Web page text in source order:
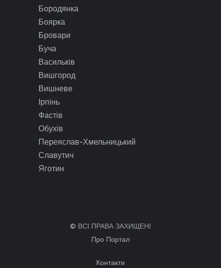
Бородянка
Боярка
Бровари
Буча
Васильків
Вишгород
Вишневе
Ірпінь
Фастів
Обухів
Переяслав-Хмельницький
Славутич
Яготин
© ВСІ ПРАВА ЗАХИЩЕНІ
Про Портал
Контакти